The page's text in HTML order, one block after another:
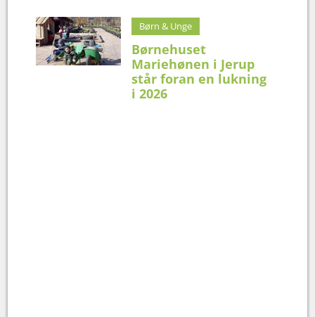
Børn & Unge
Børnehuset
Mariehønen i Jerup
står foran en lukning
i 2026